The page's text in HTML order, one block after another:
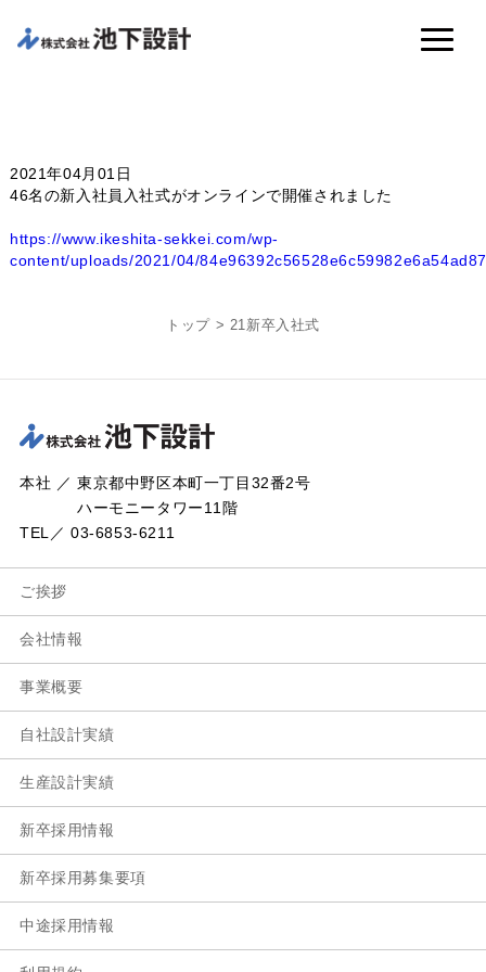
2021年04月01日
46名の新入社員入社式がオンラインで開催されました
https://www.ikeshita-sekkei.com/wp-
content/uploads/2021/04/
トップ > 21新卒入社式
本社 ／ 東京都中野区本町一丁目32番2号
ハーモニータワー11階
TEL／ 03-6853-6211
ご挨拶
会社情報
事業概要
自社設計実績
生産設計実績
新卒採用情報
新卒採用募集要項
中途採用情報